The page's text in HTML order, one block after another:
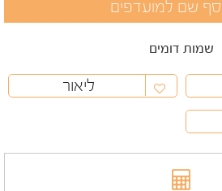
שמות דומים
ליאור